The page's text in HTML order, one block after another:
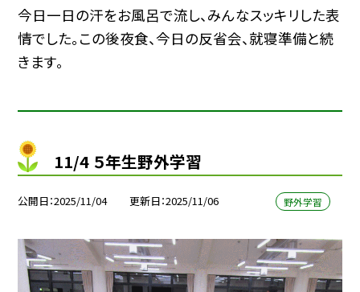
今日一日の汗をお風呂で流し、みんなスッキリした表
情でした。この後夜食、今日の反省会、就寝準備と続
きます。
11/4 ５年生野外学習
公開日 2025/11/04 更新日 2025/11/06 野外学習